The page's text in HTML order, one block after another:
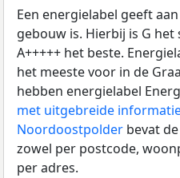
Een energielabel geeft
gebouw is. Hierbij is G
A+++++ het beste.
het meeste voor in de
hebben energielabel
met uitgebreide
Noordoostpolder bevat
zowel per postcode,
per adres.